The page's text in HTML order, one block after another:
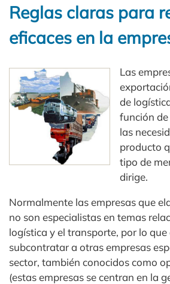
Reglas claras para
eficaces en la
Las
de
función
las
producto
tipo de
dirige.
Normalmente las empresas que
no son especialistas en temas
logística y el transporte, por lo que
subcontratar a otras empresas
sector, también conocidos como
(estas empresas se centran en la